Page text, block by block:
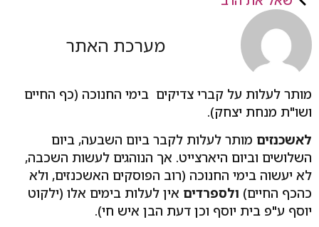
מערכת האתר
מותר לעלות על קברי צדיקים בימי החנוכה (כף החיים
ושו"ת מנחת יצחק).
לאשכנזים מותר לעלות לקבר ביום השבעה, ביום
השלושים וביום היארצייט. אך הנוהגים לעשות השכבה,
לא יעשוה בימי החנוכה (רוב הפוסקים האשכנזים, ולא
כהכף החיים) ולספרדים אין לעלות בימים אלו (ילקוט
יוסף ע"פ בית יוסף וכן דעת הבן איש חי).